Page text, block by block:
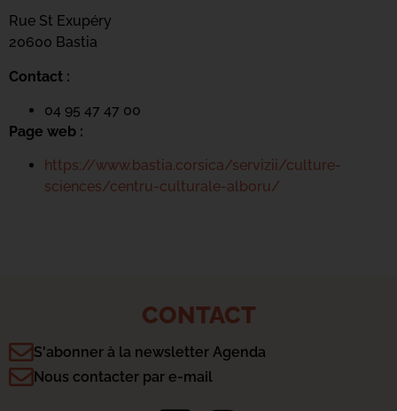
Rue St Exupéry
20600 Bastia
Contact :
04 95 47 47 00
Page web :
https://www.bastia.corsica/servizii/culture-
sciences/centru-culturale-alboru/
CONTACT
S'abonner à la newsletter Agenda
Nous contacter par e-mail